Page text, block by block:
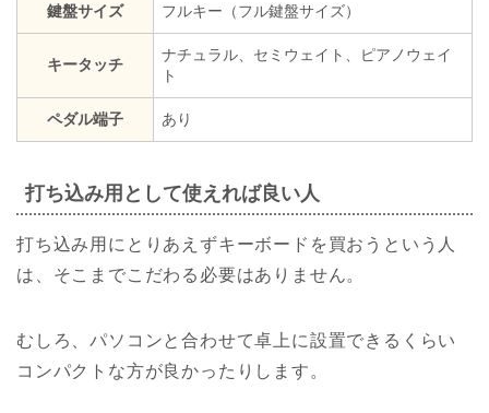
鍵盤サイズ フルキー（フル鍵盤サイズ）
キータッチ
ナチュラル、セミウェイト、ピアノウェイ
ト
ペダル端子 あり
打ち込み用として使えれば良い人
打ち込み用にとりあえずキーボードを買おうという人
は、そこまでこだわる必要はありません。
むしろ、パソコンと合わせて卓上に設置できるくらい
コンパクトな方が良かったりします。